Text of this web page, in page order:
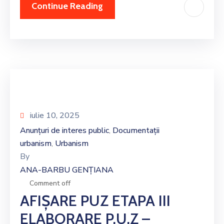
Continue Reading
iulie 10, 2025
Anunțuri de interes public‚ Documentații
urbanism‚ Urbanism
By
ANA-BARBU GENȚIANA
Comment off
AFIȘARE PUZ ETAPA III
ELABORARE P.U.Z –